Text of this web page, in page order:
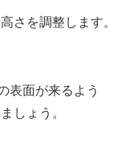
さを調整します。
表面が来るよう
しょう。